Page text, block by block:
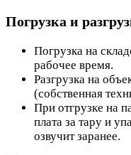
Погрузка и
Погрузка на
рабочее время.
Разгрузка на
(собственная
При отгрузке на
плата за тару и
озвучит заранее.